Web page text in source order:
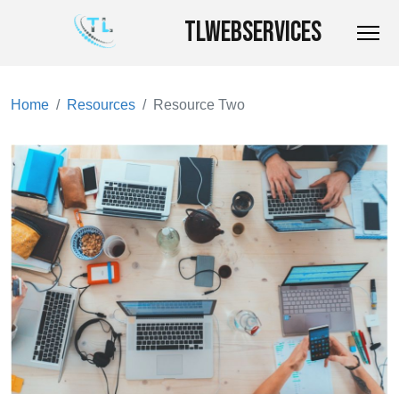
TLWEBSERVICES
Home Resources Resource Two